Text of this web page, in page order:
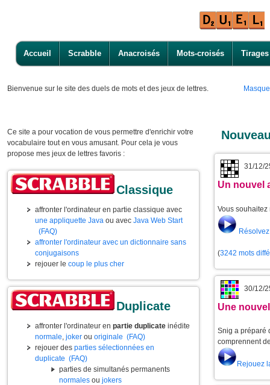
Accueil Scrabble Anacroisés Mots-croisés Tirages
Bienvenue sur le site des duels de mots et des jeux de lettres.
Ce site a pour vocation de vous permettre d'enrichir votre
vocabulaire tout en vous amusant. Pour cela je vous
propose mes jeux de lettres favoris :
Classique
affronter l'ordinateur en partie classique avec
une appliquette Java ou avec Java Web Start
(FAQ)
affronter l'ordinateur avec un dictionnaire sans
conjugaisons
rejouer le coup le plus cher
Duplicate
affronter l'ordinateur en partie duplicate inédite
normale, joker ou originale (FAQ)
rejouer des parties sélectionnées en
duplicate (FAQ)
parties de simultanés permanents
normales ou jokers
31/12/
Un nouvel
Vous souhaitez
(3242 mots
30/12/
Une
Snig a préparé
comprennent
Rejouez